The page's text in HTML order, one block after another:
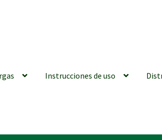
Instrucciones de uso